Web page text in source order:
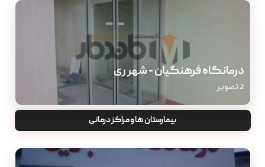
درمانگاه فرهنگیان - شهر ری
2 تصویر
بیمارستان ها و مراکز درمانی